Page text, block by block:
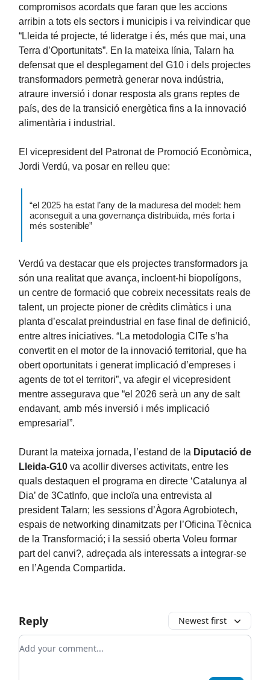
compromisos acordats que faran que les accions
arribin a tots els sectors i municipis i va reivindicar que
“Lleida té projecte, té lideratge i és, més que mai, una
Terra d’Oportunitats”. En la mateixa línia, Talarn ha
defensat que el desplegament del G10 i dels projectes
transformadors permetrà generar nova indústria,
atraure inversió i donar resposta als grans reptes de
país, des de la transició energètica fins a la innovació
alimentària i industrial.
El vicepresident del Patronat de Promoció Econòmica,
Jordi Verdú, va posar en relleu que:
“el 2025 ha estat l’any de la maduresa del model: hem
aconseguit a una governança distribuïda, més forta i
més sostenible”
Verdú va destacar que els projectes transformadors ja
són una realitat que avança, incloent-hi biopolígons,
un centre de formació que cobreix necessitats reals de
talent, un projecte pioner de crèdits climàtics i una
planta d’escalat preindustrial en fase final de definició,
entre altres iniciatives. “La metodologia CITe s’ha
convertit en el motor de la innovació territorial, que ha
obert oportunitats i generat implicació d’empreses i
agents de tot el territori”, va afegir el vicepresident
mentre assegurava que “el 2026 serà un any de salt
endavant, amb més inversió i més implicació
empresarial”.
Durant la mateixa jornada, l’estand de la Diputació de
Lleida-G10 va acollir diverses activitats, entre les
quals destaquen el programa en directe ‘Catalunya al
Dia’ de 3CatInfo, que incloïa una entrevista al
president Talarn; les sessions d’Àgora Agrobiotech,
espais de networking dinamitzats per l’Oficina Tècnica
de la Transformació; i la sessió oberta Voleu formar
part del canvi?, adreçada als interessats a integrar-se
en l’Agenda Compartida.
Reply Newest first
Add your comment